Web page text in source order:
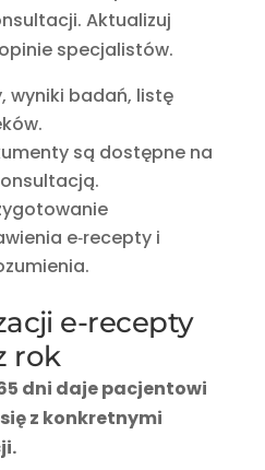
Aktualizuj
specjalistów.
wyniki badań, listę
są dostępne na
e‑recepty i
e-recepty
rok
dni daje pacjentowi
z konkretnymi